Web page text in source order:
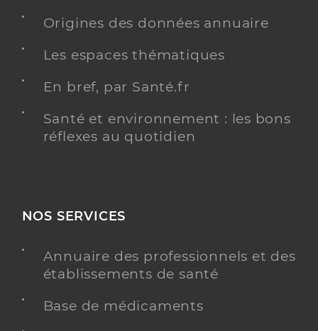
Origines des données annuaire
Les espaces thématiques
En bref, par Santé.fr
Santé et environnement : les bons
réflexes au quotidien
NOS SERVICES
Annuaire des professionnels et des
établissements de santé
Base de médicaments